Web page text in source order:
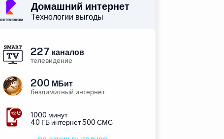
Домашний интернет
Технологии выгоды
227 каналов
телевидение
200 МБит
безлимитный интернет
1000 минут
40 ГБ интернет 500 СМС